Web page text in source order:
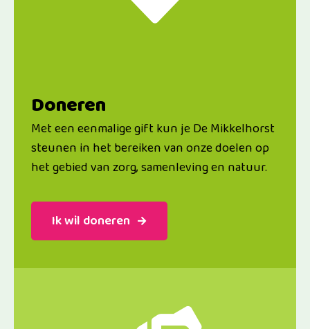
Doneren
Met een eenmalige gift kun je De Mikkelhorst
steunen in het bereiken van onze doelen op
het gebied van zorg, samenleving en natuur.
Ik wil doneren